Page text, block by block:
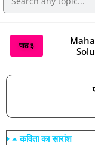
पाठ ३
कविता का सारांश